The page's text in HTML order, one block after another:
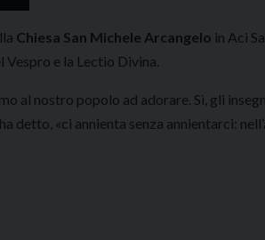
Chiesa San Michele Arcangelo in Aci
Vespro e la Lectio Divina.
al nostro popolo ad adorare. Sì, gli
detto, «ci annienta senza annientarci: